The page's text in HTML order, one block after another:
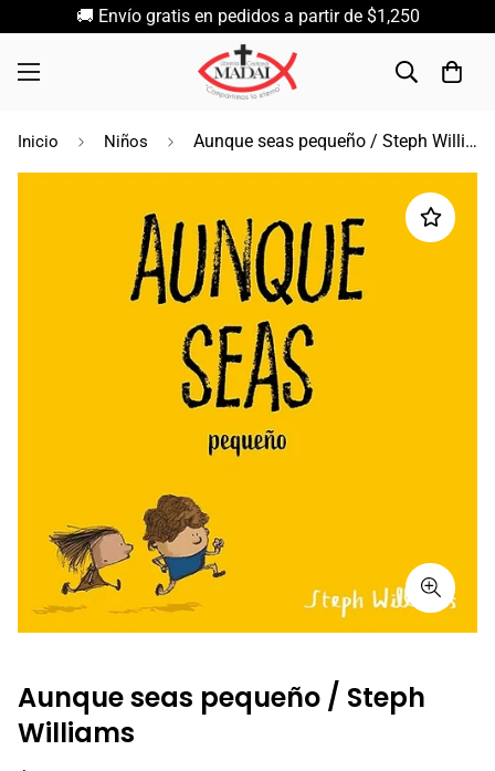
🚚 Envío gratis en pedidos a partir de $1,250
Inicio Niños Aunque seas pequeño / Steph Williams
Aunque seas pequeño / Steph
Williams